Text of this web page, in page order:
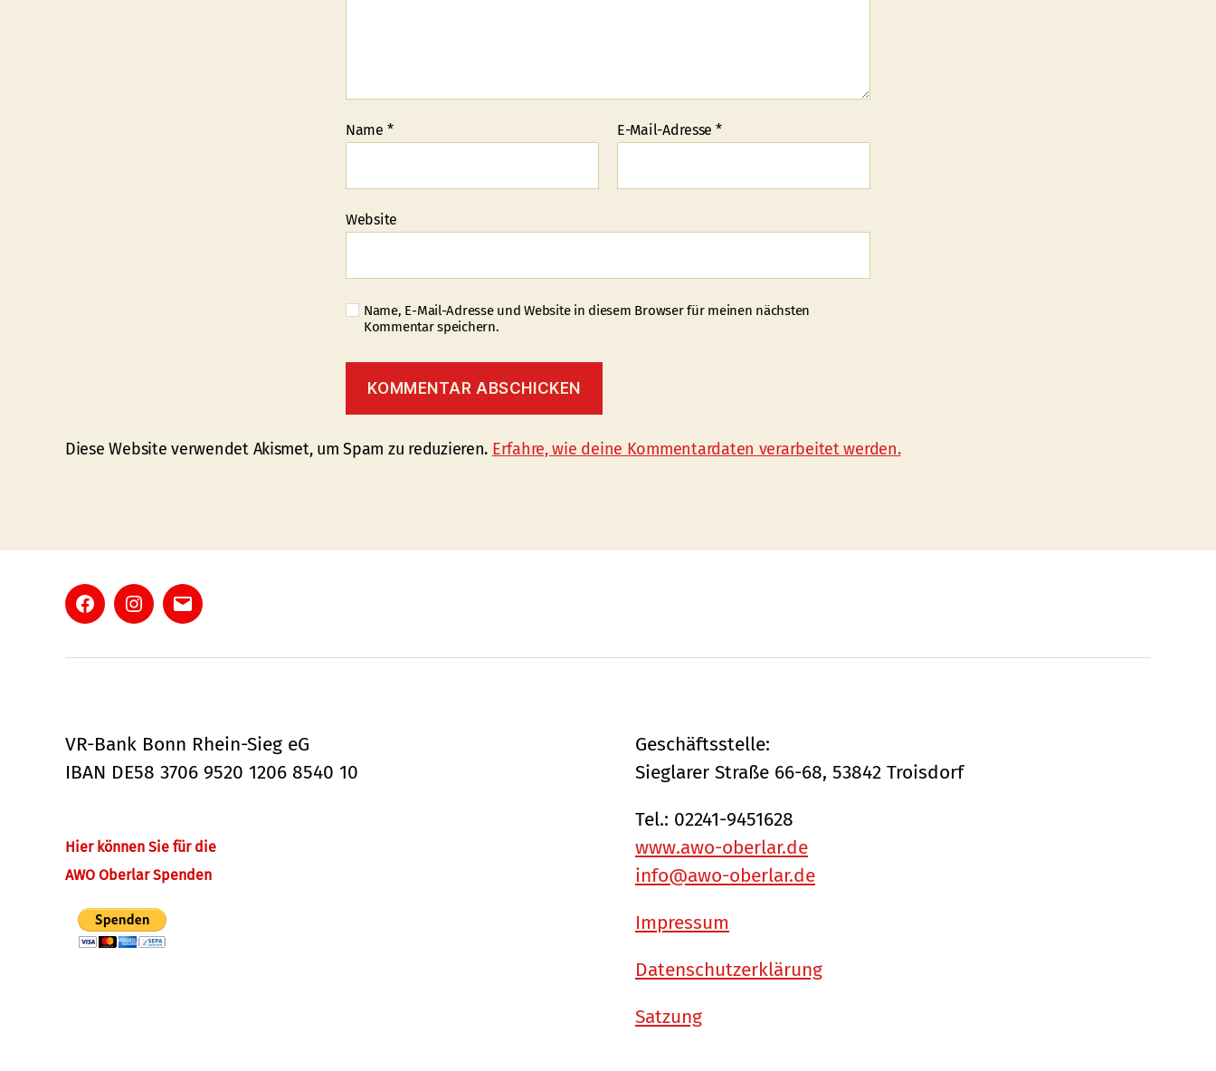
Name * E-Mail-Adresse *
Website
Name, E-Mail-Adresse und Website in diesem Browser für meinen nächsten
Kommentar speichern.
Diese Website verwendet Akismet, um Spam zu reduzieren. Erfahre, wie deine Kommentardaten verarbeitet werden.
FacebookInstagram
E-
VR-Bank Bonn Rhein-Sieg eG
IBAN DE58 3706 9520 1206 8540 10
Hier können Sie für die
AWO Oberlar Spenden
Geschäftsstelle:
Sieglarer Straße 66-68, 53842 Troisdorf
Tel.: 02241-9451628
www.awo-oberlar.de
info@awo-oberlar.de
Impressum
Datenschutzerklärung
Satzung